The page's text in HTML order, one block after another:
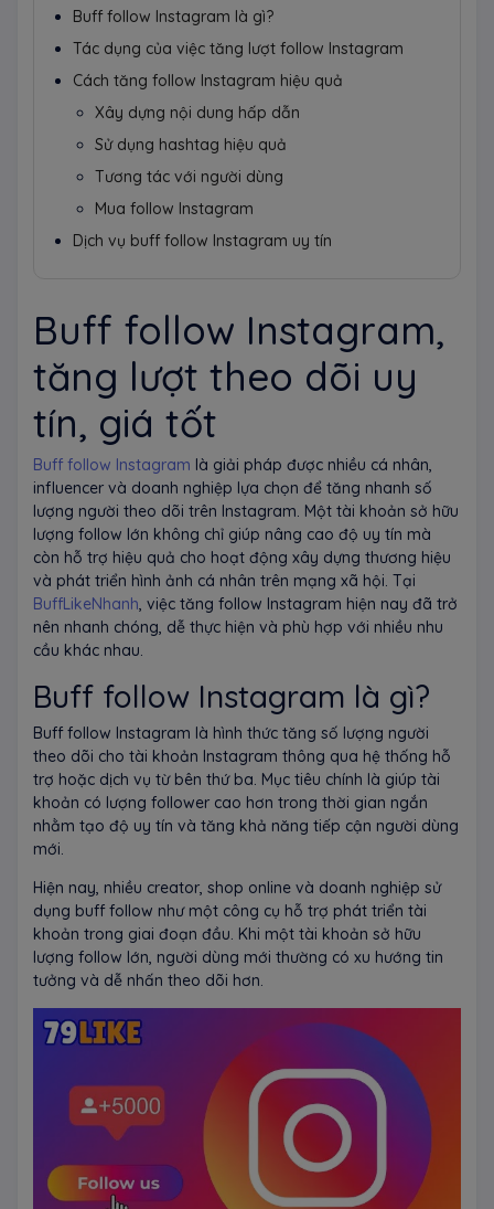
Buff follow Instagram là gì?
Tác dụng của việc tăng lượt follow Instagram
Cách tăng follow Instagram hiệu quả
Xây dựng nội dung hấp dẫn
Sử dụng hashtag hiệu quả
Tương tác với người dùng
Mua follow Instagram
Dịch vụ buff follow Instagram uy tín
Buff follow Instagram,
tăng lượt theo dõi uy
tín, giá tốt
Buff follow Instagram là giải pháp được nhiều cá nhân,
influencer và doanh nghiệp lựa chọn để tăng nhanh số
lượng người theo dõi trên Instagram. Một tài khoản sở hữu
lượng follow lớn không chỉ giúp nâng cao độ uy tín mà
còn hỗ trợ hiệu quả cho hoạt động xây dựng thương hiệu
và phát triển hình ảnh cá nhân trên mạng xã hội. Tại
BuffLikeNhanh, việc tăng follow Instagram hiện nay đã trở
nên nhanh chóng, dễ thực hiện và phù hợp với nhiều nhu
cầu khác nhau.
Buff follow Instagram là gì?
Buff follow Instagram là hình thức tăng số lượng người
theo dõi cho tài khoản Instagram thông qua hệ thống hỗ
trợ hoặc dịch vụ từ bên thứ ba. Mục tiêu chính là giúp tài
khoản có lượng follower cao hơn trong thời gian ngắn
nhằm tạo độ uy tín và tăng khả năng tiếp cận người dùng
mới.
Hiện nay, nhiều creator, shop online và doanh nghiệp sử
dụng buff follow như một công cụ hỗ trợ phát triển tài
khoản trong giai đoạn đầu. Khi một tài khoản sở hữu
lượng follow lớn, người dùng mới thường có xu hướng tin
tưởng và dễ nhấn theo dõi hơn.